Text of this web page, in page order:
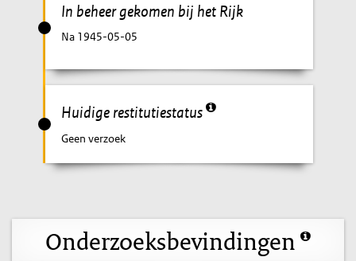
In beheer gekomen bij het Rijk
Na 1945-05-05
Huidige restitutiestatus
Geen verzoek
Onderzoeksbevindingen